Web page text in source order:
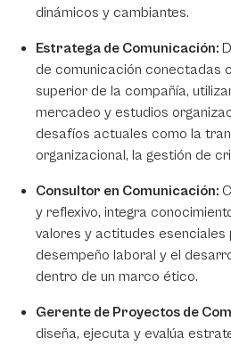
dinámicos y cambiantes.
Estratega de Comunicación:
de comunicación conectadas
superior de la compañía,
mercadeo y estudios
desafíos actuales como la
organizacional, la gestión de
Consultor en Comunicación:
y reflexivo, integra
valores y actitudes esenciales
desempeño laboral y el
dentro de un marco ético.
Gerente de Proyectos de
diseña, ejecuta y evalúa